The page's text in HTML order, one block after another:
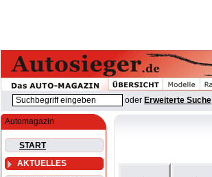
oder Erweiterte Suche
Automagazin
START
AKTUELLES